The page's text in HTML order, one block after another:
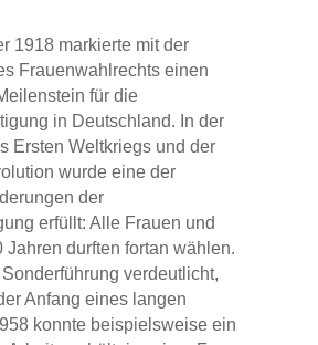
1918 markierte mit der
Frauenwahlrechts einen
für die
in Deutschland. In der
Ersten Weltkriegs und der
wurde eine der
der
erfüllt: Alle Frauen und
Jahren durften fortan wählen.
verdeutlicht,
Anfang eines langen
konnte beispielsweise ein